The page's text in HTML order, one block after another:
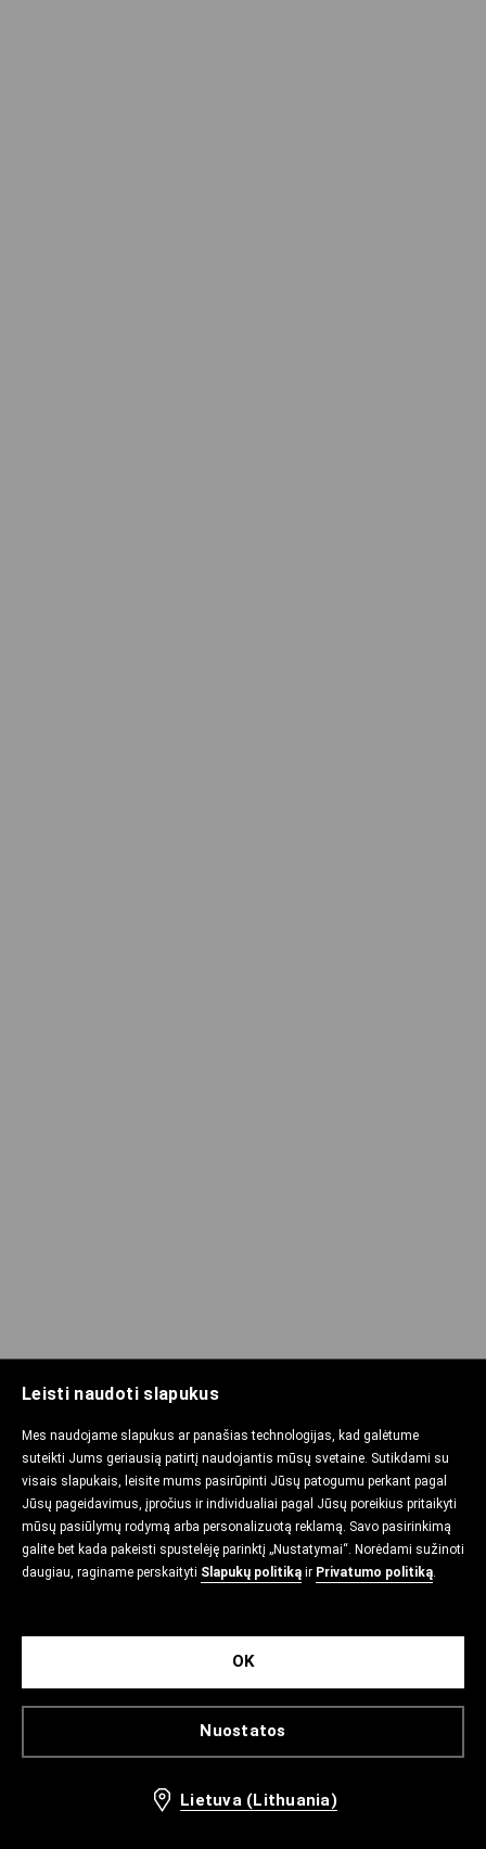
Leisti naudoti slapukus
Mes naudojame slapukus ar panašias technologijas, kad galėtume
suteikti Jums geriausią patirtį naudojantis mūsų svetaine. Sutikdami su
visais slapukais, leisite mums pasirūpinti Jūsų patogumu perkant pagal
Jūsų pageidavimus, įpročius ir individualiai pagal Jūsų poreikius pritaikyti
mūsų pasiūlymų rodymą arba personalizuotą reklamą. Savo pasirinkimą
galite bet kada pakeisti spustelėję parinktį „Nustatymai“. Norėdami sužinoti
daugiau, raginame perskaityti Slapukų politiką ir Privatumo politiką.
Nuostatos
OK
Lietuva (Lithuania)